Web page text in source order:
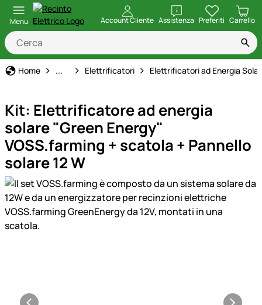
Menu Account Cliente Assistenza
apri Preferiti Carrello
Home Recinto Elettrico
... Elettrificatori Elettrificatori ad Energia
Kit: Elettrificatore ad energia
solare "Green Energy"
VOSS.farming + scatola + Pannello
solare 12 W
Galleria prodotti